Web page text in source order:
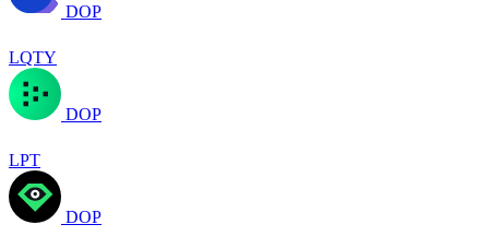
DOP
LQTY
DOP
LPT
DOP